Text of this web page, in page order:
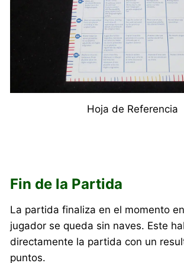
Hoja de Referencia
Fin de la Partida
La partida finaliza en el momento
jugador se queda sin naves. Este
directamente la partida con un
puntos.